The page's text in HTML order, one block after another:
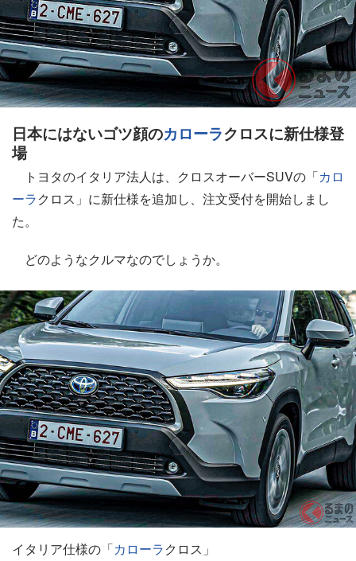
日本にはないゴツ顔のカローラクロスに新仕様登
場
トヨタのイタリア法人は、クロスオーバーSUVの「カロ
ーラクロス」に新仕様を追加し、注文受付を開始しまし
た。
どのようなクルマなのでしょうか。
イタリア仕様の「カローラクロス」